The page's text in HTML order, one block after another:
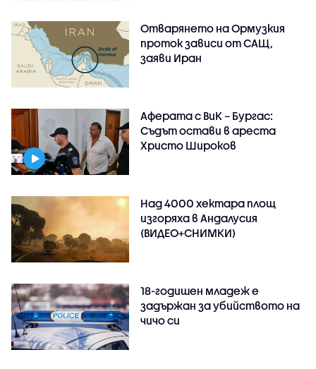
Отварянето на Ормузкия
проток зависи от САЩ,
заяви Иран
Аферата с ВиК – Бургас:
Съдът остави в ареста
Христо Широков
Над 4000 хектара площ
изгоряха в Андалусия
(ВИДЕО+СНИМКИ)
18-годишен младеж е
задържан за убийството на
чичо си